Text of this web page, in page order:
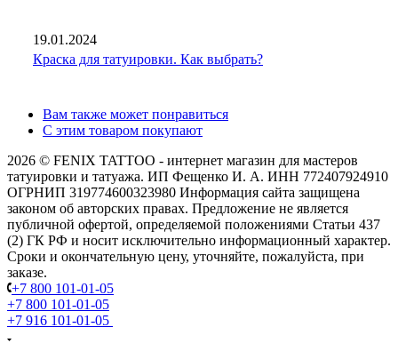
19.01.2024
Краска для татуировки. Как выбрать?
Вам также может понравиться
С этим товаром покупают
2026 © FENIX TATTOO - интернет магазин для мастеров
татуировки и татуажа. ИП Фещенко И. А. ИНН 772407924910
ОГРНИП 319774600323980 Информация сайта защищена
законом об авторских правах. Предложение не является
публичной офертой, определяемой положениями Статьи 437
(2) ГК РФ и носит исключительно информационный характер.
Сроки и окончательную цену, уточняйте, пожалуйста, при
заказе.
+7 800 101-01-05
+7 800 101-01-05
+7 916 101-01-05